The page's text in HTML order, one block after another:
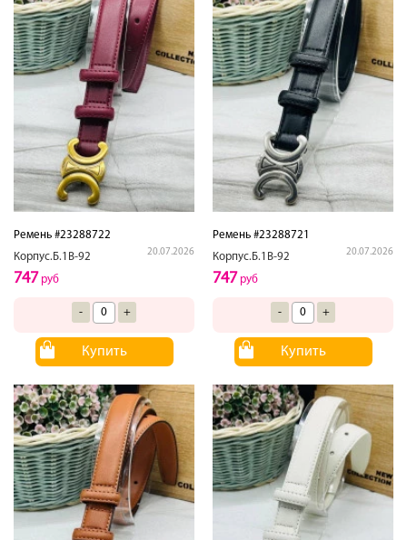
Ремень #23288722
Корпус.Б.1В-92
20.07.2026
747 руб
- +
Купить
Ремень #23288721
Корпус.Б.1В-92
20.07.2026
747 руб
- +
Купить